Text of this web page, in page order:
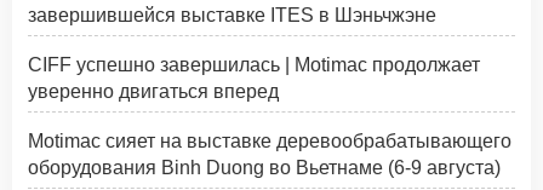
завершившейся выставке ITES в Шэньчжэне
CIFF успешно завершилась | Motimac продолжает
уверенно двигаться вперед
Motimac сияет на выставке деревообрабатывающего
оборудования Binh Duong во Вьетнаме (6-9 августа)